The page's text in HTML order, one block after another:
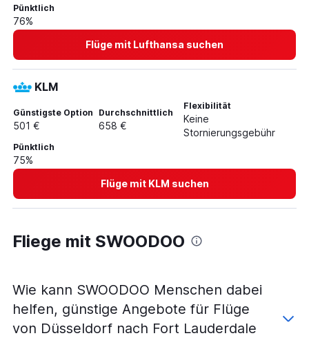
Pünktlich
76%
Flüge mit Lufthansa suchen
KLM
Günstigste Option
501 €
Durchschnittlich
658 €
Flexibilität
Keine
Stornierungsgebühr
Pünktlich
75%
Flüge mit KLM suchen
Fliege mit SWOODOO
Wie kann SWOODOO Menschen dabei
helfen, günstige Angebote für Flüge
von Düsseldorf nach Fort Lauderdale